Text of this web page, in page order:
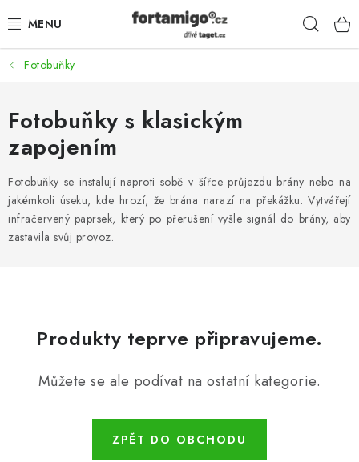
na
SADY - ZVÝHODNĚNÉ
POHONY
SAMONOSNÉ BRÁNY
KOLEJOVÉ BRÁNY
KŘÍDLOVÉ BRÁNY A BRANKY
KOMPONENTY PRO PLOTY
Fotobuňky
Fotobuňky s klasickým
zapojením
Fotobuňky se instalují naproti sobě v šířce průjezdu brány nebo na
jakémkoli úseku, kde hrozí, že brána narazí na překážku. Vytvářejí
infračervený paprsek, který po přerušení vyšle signál do brány, aby
zastavila svůj provoz.
Produkty teprve připravujeme.
Můžete se ale podívat na ostatní kategorie.
ZPĚT DO OBCHODU